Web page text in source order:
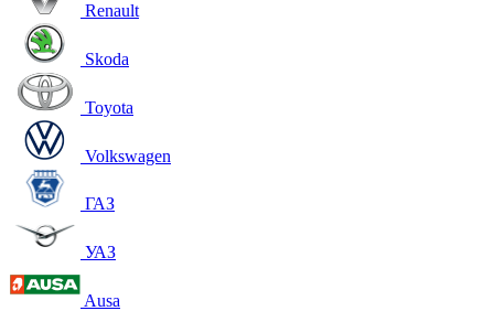
Renault
Skoda
Toyota
Volkswagen
ГАЗ
УАЗ
Ausa